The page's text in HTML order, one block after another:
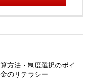
算方法・制度選択のポイ
のリテラシー